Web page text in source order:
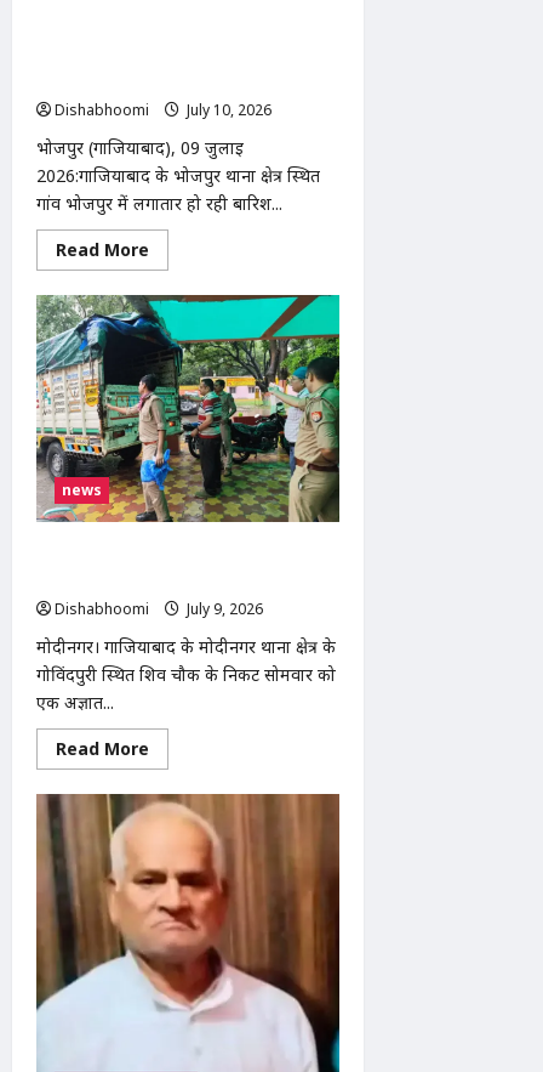
Dishabhoomi
July 10, 2026
भोजपुर (गाजियाबाद), 09 जुलाई
2026:गाजियाबाद के भोजपुर थाना क्षेत्र स्थित
गांव भोजपुर में लगातार हो रही बारिश...
Read More
more
भोजपुर
में
बारिश
से
गरीब
दिव्यांग
दंपति
का
मकान
ढहा,
प्रशासन
से
आर्थिक
सहायता
news
Dishabhoomi
July 9, 2026
मोदीनगर। गाजियाबाद के मोदीनगर थाना क्षेत्र के
गोविंदपुरी स्थित शिव चौक के निकट सोमवार को
एक अज्ञात...
Read More
more
मोदीनगर
के
गोविंदपुरी
नाले
से
मिला
अज्ञात
व्यक्ति
का
शव,
जांच
में
जुटी